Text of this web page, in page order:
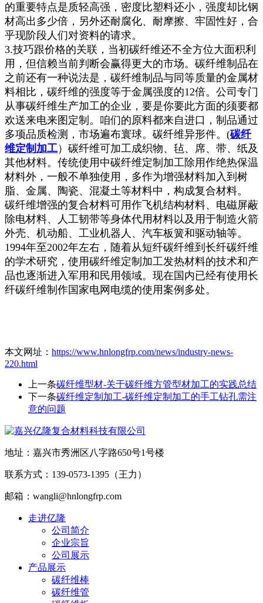
的重要特点是质轻高强，密度比塑料还小，强度却比钢
材高出多少倍，另外还耐腐化、耐摩擦、牢固性好，合
乎现阶段人们对资料的请求。
3.技巧跟价格的关联，当初碳纤维还不全方位大面积利
用，但信赖当前判断会赢得更大的市场。碳纤维制品在
之前还有一种说法是，碳纤维制品与同等质量的金属材
料相比，碳纤维的强度等于金属强度的12倍。公司专门
从事碳纤维生产加工的企业，要是你要此方面的须要都
欢送来电来图定制。咱们的原料都来自进口，制品通过
多项品质检测，市场遍布寰球。碳纤维异形件。(碳纤
维定制加工）碳纤维可加工成织物、毡、席、带、纸及
其他材料。传统使用中碳纤维定制加工除用作绝热保温
材料外，一般不单独使用，多作为增强材料加入到树
脂、金属、陶瓷、混凝土等材料中，构成复合材料。
碳纤维增强的复合材料可用作飞机结构材料、电磁屏蔽
除电材料、人工韧带等身体代用材料以及用于制造火箭
外壳、机动船、工业机器人、汽车板簧和驱动轴等。
1994年至2002年左右，随着从短纤碳纤维到长纤碳纤维
的学术研究，使用碳纤维定制加工发热材料的技术和产
品也逐渐进入军用和民用领域。现在国内已经有使用长
纤碳纤维制作国家电网电缆的使用案例多处。
本文网址： https://www.hnlongfrp.com/news/industry-news-
220.html
上一条碳纤维型材-关于碳纤维方管型材加工的实践总结
下一条碳纤维定制加工-碳纤维定制加工的手工钻孔需注
意的问题
地址：嘉兴市秀洲区八字路650号1号楼
联系方式：139-0573-1395（王力）
邮箱：wangli@hnlongfrp.com
走进亿隆
公司简介
企业宗旨
公司展示
产品展示
碳纤维棒
碳纤维管